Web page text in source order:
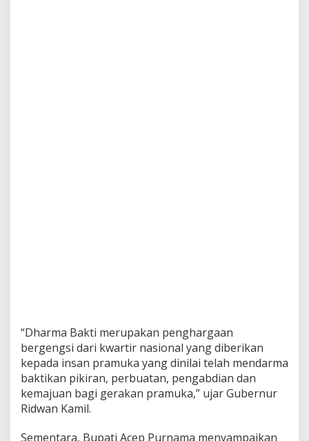
“Dharma Bakti merupakan penghargaan
bergengsi dari kwartir nasional yang diberikan
kepada insan pramuka yang dinilai telah mendarma
baktikan pikiran, perbuatan, pengabdian dan
kemajuan bagi gerakan pramuka,” ujar Gubernur
Ridwan Kamil.
Sementara, Bupati Acep Purnama menyampaikan